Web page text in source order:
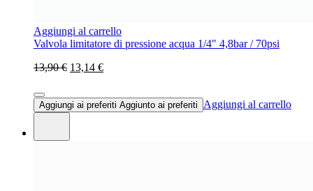
Aggiungi al carrello
Valvola limitatore di pressione acqua 1/4" 4,8bar / 70psi
13,90 € 13,14 €
Aggiungi ai preferiti Aggiunto ai preferiti Aggiungi al carrello